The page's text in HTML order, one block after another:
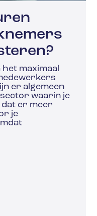
het maximaal
er algemeen
waarin je
er meer
je